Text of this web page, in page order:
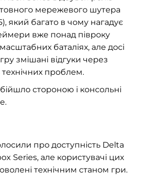
мережевого шутера
який багато в чому нагадує
вже понад півроку
баталіях, але досі
змішані відгуки через
технічних проблем.
стороною і консольні
про доступність Delta
Series, але користувачі цих
технічним станом гри.